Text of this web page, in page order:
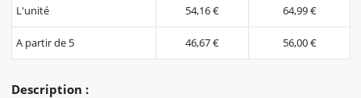
Description :
L'unité 54,16 € 64,99 €
A partir de 5 46,67 € 56,00 €